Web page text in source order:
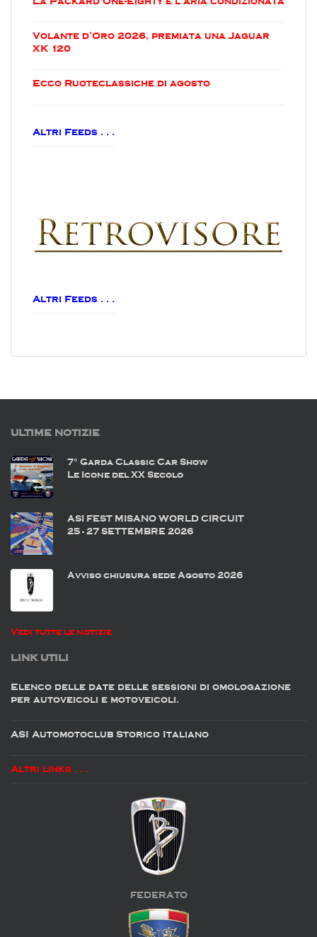
Volante d’Oro 2026, premiata una Jaguar
XK 120
Ecco Ruoteclassiche di agosto
Altri Feeds . . .
Altri Feeds . . .
ULTIME NOTIZIE
7° Garda Classic Car Show
Le Icone del XX Secolo
ASI FEST MISANO WORLD CIRCUIT
25 - 27 SETTEMBRE 2026
Avviso chiusura sede Agosto 2026
Vedi tutte le notizie
LINK UTILI
Elenco delle date delle sessioni di omologazione
per autoveicoli e motoveicoli.
ASI Automotoclub Storico Italiano
Altri links . . .
FEDERATO